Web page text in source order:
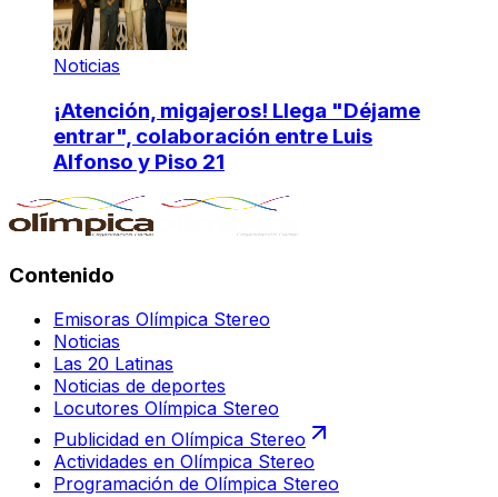
Noticias
¡Atención, migajeros! Llega "Déjame
entrar", colaboración entre Luis
Alfonso y Piso 21
Contenido
Emisoras Olímpica Stereo
Noticias
Las 20 Latinas
Noticias de deportes
Locutores Olímpica Stereo
Publicidad en Olímpica Stereo
Actividades en Olímpica Stereo
Programación de Olímpica Stereo